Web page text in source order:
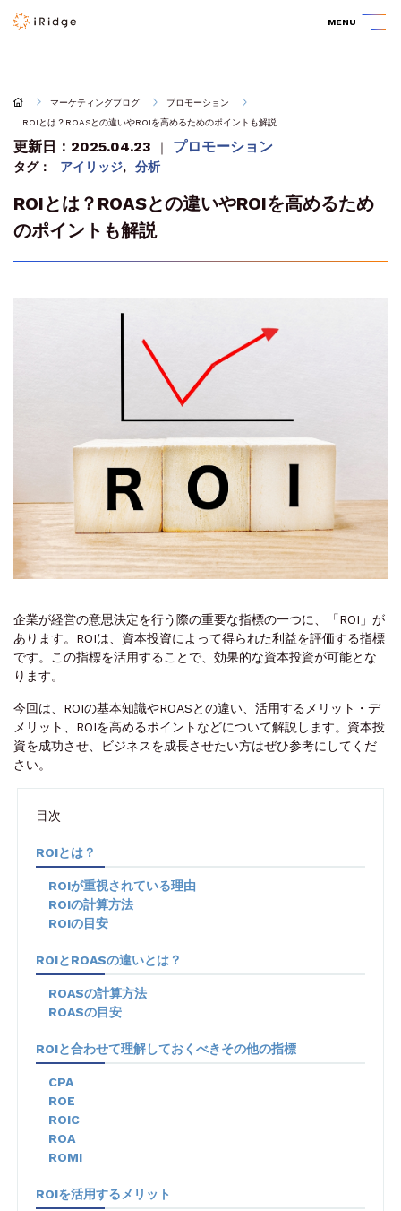
MENU
マーケティングブログ
プロモーション
ROIとは？ROASとの違いやROIを高めるためのポイントも解説
更新日：2025.04.23 ｜ プロモーション
タグ： アイリッジ, 分析
ROIとは？ROASとの違いやROIを高めるため
のポイントも解説
企業が経営の意思決定を行う際の重要な指標の一つに、「ROI」が
あります。ROIは、資本投資によって得られた利益を評価する指標
です。この指標を活用することで、効果的な資本投資が可能とな
ります。
今回は、ROIの基本知識やROASとの違い、活用するメリット・デ
メリット、ROIを高めるポイントなどについて解説します。資本投
資を成功させ、ビジネスを成長させたい方はぜひ参考にしてくだ
さい。
目次
ROIとは？
ROIが重視されている理由
ROIの計算方法
ROIの目安
ROIとROASの違いとは？
ROASの計算方法
ROASの目安
ROIと合わせて理解しておくべきその他の指標
CPA
ROE
ROIC
ROA
ROMI
ROIを活用するメリット